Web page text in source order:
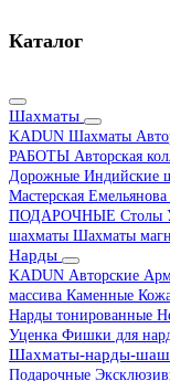
Каталог
Шахматы
KADUN Шахматы
РАБОТЫ Авторская
Дорожные Индийские
Мастерская Емельянова
ПОДАРОЧНЫЕ Столы
шахматы Шахматы
Нарды
KADUN Авторские
массива Каменные
Нарды тонированные
Уценка Фишки для
Шахматы-нарды-
Подарочные